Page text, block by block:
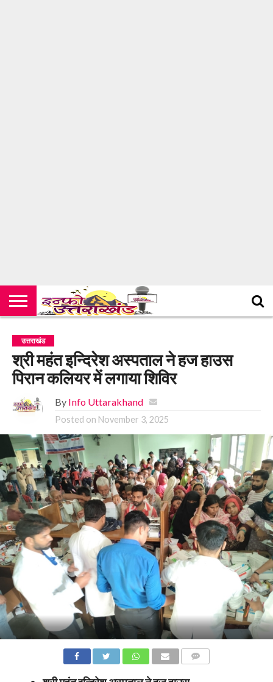
उत्तराखंड
श्री महंत इन्दिरेश अस्पताल ने हज हाउस
पिरान कलियर में लगाया शिविर
By Info Uttarakhand
Posted on November 3, 2025